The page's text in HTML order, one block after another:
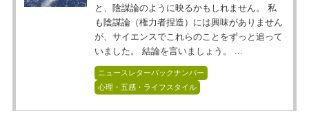
と、陰謀論のように映るかもしれません。 私
も陰謀論（権力者捏造）には興味がありません
が、サイエンスでこれらのことをずっと追って
いました。 結論を言いましょう。 ...
ニュースレターバックナンバー
心理・五感・ライフスタイル